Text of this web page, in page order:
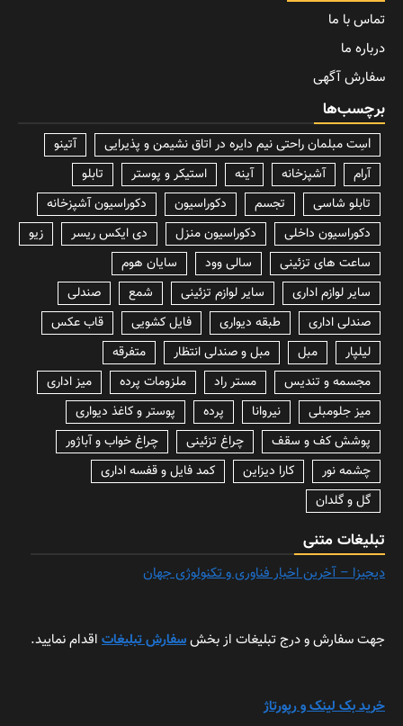
تماس با ما
درباره ما
سفارش آگهی
برچسب‌ها
lسِت مبلمان راحتی نیم دایره در اتاق نشیمن و پذیرایی
آتینو
آرام
آشپزخانه آینه استیکر و پوستر
تابلو
تابلو شاسی
تجسم دکوراسیون
دکوراسیون آشپزخانه
دکوراسیون داخلی
دکوراسیون منزل دی ایکس ریسر
زیو
ساعت های تزئینی
سالی وود
سایان هوم
سایر لوازم اداری
سایر لوازم تزئینی شمع
صندلی
صندلی اداری
طبقه دیواری فایل کشویی
قاب عکس
لیلپار
مبل مبل و صندلی انتظار
متفرقه
مجسمه و تندیس
مستر راد ملزومات پرده
میز اداری
میز جلومبلی
نیروانا پرده
پوستر و کاغذ دیواری
پوشش کف و سقف
چراغ تزئینی
چراغ خواب و آباژور
چشمه نور
کارا دیزاین
کمد فایل و قفسه اداری
گل و گلدان
تبلیغات متنی
دیجیزا – آخرین اخبار فناوری و تکنولوژی جهان
جهت سفارش و درج تبلیغات از بخشسفارش تبلیغات اقدام نمایید.
خرید بک لینک و رپورتاژ